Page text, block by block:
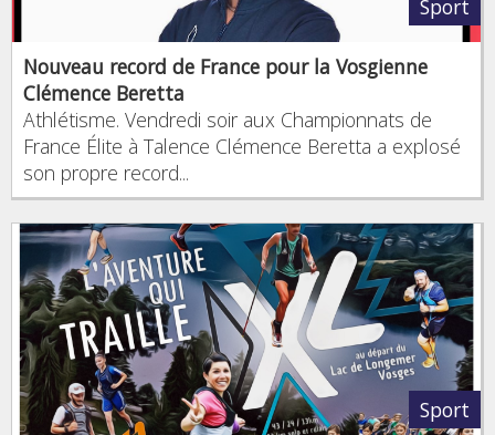
Sport
Nouveau record de France pour la Vosgienne
Clémence Beretta
Athlétisme. Vendredi soir aux Championnats de
France Élite à Talence Clémence Beretta a explosé
son propre record...
Sport